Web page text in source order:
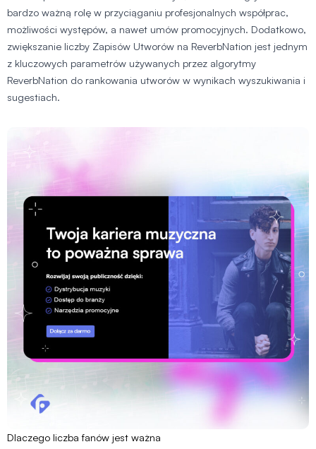
bardzo ważną rolę w przyciąganiu profesjonalnych współprac,
możliwości występów, a nawet umów promocyjnych. Dodatkowo,
zwiększanie liczby Zapisów Utworów na ReverbNation jest jednym
z kluczowych parametrów używanych przez algorytmy
ReverbNation do rankowania utworów w wynikach wyszukiwania i
sugestiach.
Dlaczego liczba fanów jest ważna